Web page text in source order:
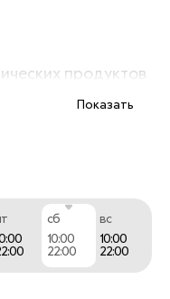
продуктов
Показать
сб
10:00
22:00
вс
10:00
22:00